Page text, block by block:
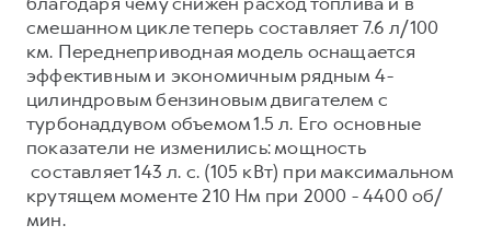
смешанном цикле теперь составляет 7.6 л/100
км. Переднеприводная модель оснащается
эффективным и экономичным рядным 4-
цилиндровым бензиновым двигателем с
турбонаддувом объемом 1.5 л. Его основные
показатели не изменились: мощность
составляет 143 л. с. (105 кВт) при максимальном
крутящем моменте 210 Нм при 2000 - 4400 об/
мин.